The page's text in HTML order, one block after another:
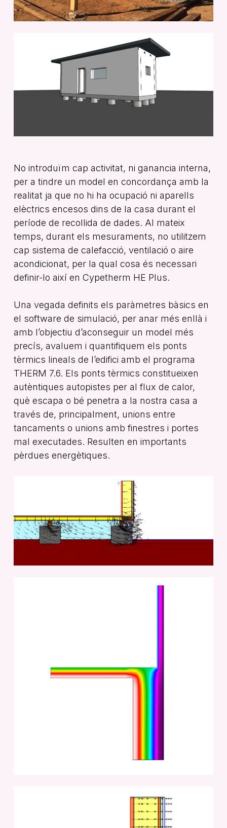
No introduïm cap activitat, ni ganancia interna,
per a tindre un model en concordança amb la
realitat ja que no hi ha ocupació ni aparells
elèctrics encesos dins de la casa durant el
període de recollida de dades. Al mateix
temps, durant els mesuraments, no utilitzem
cap sistema de calefacció, ventilació o aire
acondicionat, per la qual cosa és necessari
definir-lo així en Cypetherm HE Plus.
Una vegada definits els paràmetres bàsics en
el software de simulació, per anar més enllà i
amb l’objectiu d’aconseguir un model més
precís, avaluem i quantifiquem els ponts
tèrmics lineals de l’edifici amb el programa
THERM 7.6. Els ponts tèrmics constitueixen
autèntiques autopistes per al flux de calor,
què escapa o bé penetra a la nostra casa a
través de, principalment, unions entre
tancaments o unions amb finestres i portes
mal executades. Resulten en importants
pèrdues energètiques.